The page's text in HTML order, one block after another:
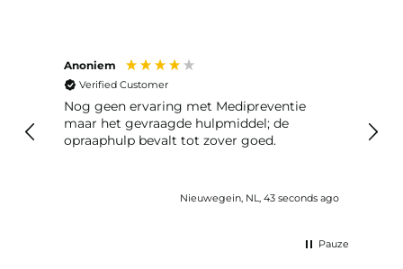
Anoniem
Verified Customer
Nog geen ervaring met Medipreventie
maar het gevraagde hulpmiddel; de
opraaphulp bevalt tot zover goed.
Nieuwegein, NL, 43 seconds ago
Pauze